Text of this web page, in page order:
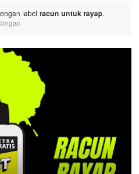
label racun untuk rayap.